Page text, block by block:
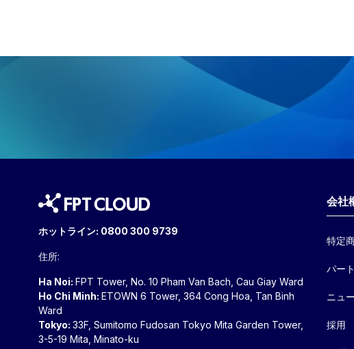
ホットライン: 0800 300 9739
住所:
Ha Noi: FPT Tower, No. 10 Pham Van Bach, Cau Giay Ward
Ho Chi Minh: ETOWN 6 Tower, 364 Cong Hoa, Tan Binh
Ward
Tokyo: 33F, Sumitomo Fudosan Tokyo Mita Garden Tower,
3-5-19 Mita, Minato-ku
会社
特定
パー
ニュ
採用